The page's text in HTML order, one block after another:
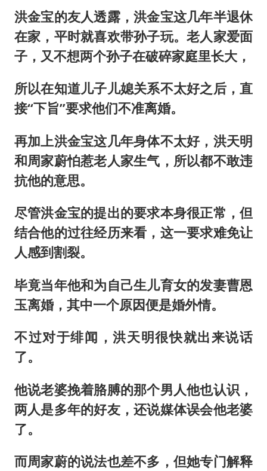
洪金宝的友人透露，洪金宝这几年半退休
在家，平时就喜欢带孙子玩。老人家爱面
子，又不想两个孙子在破碎家庭里长大，
所以在知道儿子儿媳关系不太好之后，直
接“下旨”要求他们不准离婚。
再加上洪金宝这几年身体不太好，洪天明
和周家蔚怕惹老人家生气，所以都不敢违
抗他的意思。
尽管洪金宝的提出的要求本身很正常，但
结合他的过往经历来看，这一要求难免让
人感到割裂。
毕竟当年他和为自己生儿育女的发妻曹恩
玉离婚，其中一个原因便是婚外情。
不过对于绯闻，洪天明很快就出来说话
了。
他说老婆挽着胳膊的那个男人他也认识，
两人是多年的好友，还说媒体误会他老婆
了。
而周家蔚的说法也差不多，但她专门解释